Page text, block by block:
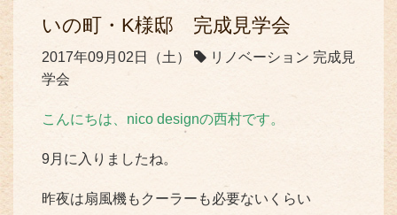
いの町・K様邸 完成見学会
2017年09月02日（土）
リノベーション 完成見
学会
こんにちは、nico designの西村です。
9月に入りましたね。
昨夜は扇風機もクーラーも必要ないくらい